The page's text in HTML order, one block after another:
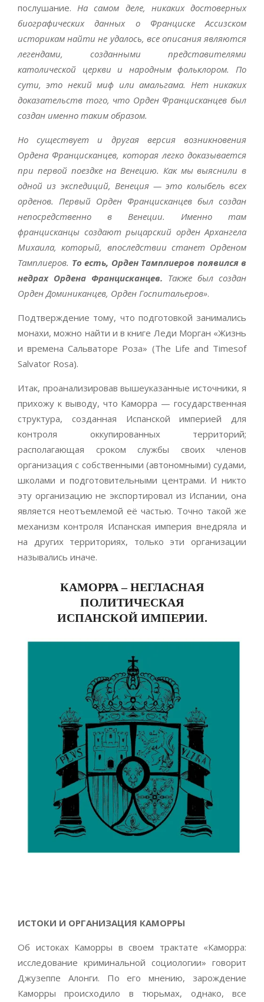
послушание.На самом деле, никаких достоверных
биографических данных о Франциске Ассизском
историкам найти не удалось, все описания являются
легендами, созданными представителями
католической церкви и народным фольклором. По
сути, это некий миф или амальгама. Нет никаких
доказательств того, что Орден Францисканцев был
создан именно таким образом.
Но существует и другая версия возникновения
Ордена Францисканцев, которая легко доказывается
при первой поездке на Венецию. Как мы выяснили в
одной из экспедиций, Венеция — это колыбель всех
орденов. Первый Орден Францисканцев был создан
непосредственно в Венеции. Именно там
францисканцы создают рыцарский орден Архангела
Михаила, который, впоследствии станет Орденом
Тамплиеров. То есть, Орден Тамплиеров появился в
недрах Ордена Францисканцев. Также был создан
Орден Доминиканцев, Орден Госпитальеров».
Подтверждение тому, что подготовкой занимались
монахи, можно найти и в книге Леди Морган «Жизнь
и времена Сальваторе Роза» (The Life and Timesof
Salvator Rosa).
Итак, проанализировав вышеуказанные источники, я
прихожу к выводу, что Каморра — государственная
структура, созданная Испанской империей для
контроля оккупированных территорий;
располагающая сроком службы своих членов
организация с собственными (автономными) судами,
школами и подготовительными центрами. И никто
эту организацию не экспортировал из Испании, она
является неотъемлемой её частью. Точно такой же
механизм контроля Испанская империя внедряла и
на других территориях, только эти организации
назывались иначе.
КАМОРРА – НЕГЛАСНАЯ
ПОЛИТИЧЕСКАЯ
ИСПАНСКОЙ ИМПЕРИИ.
ИСТОКИ И ОРГАНИЗАЦИЯ КАМОРРЫ
Об истоках Каморры в своем трактате «Каморра:
исследование криминальной социологии» говорит
Джузеппе Алонги. По его мнению, зарождение
Каморры происходило в тюрьмах, однако, все